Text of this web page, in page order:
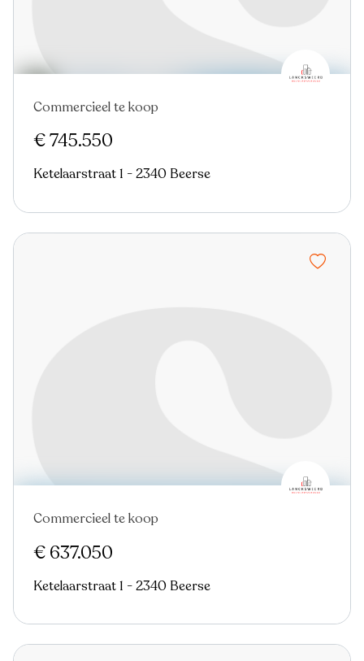
Nieuw
Commercieel te koop
€ 745.550
Ketelaarstraat 1 - 2340 Beerse
Nieuw
Commercieel te koop
€ 637.050
Ketelaarstraat 1 - 2340 Beerse